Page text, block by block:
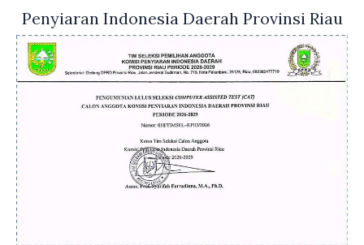
Penyiaran Indonesia Daerah Provinsi Riau